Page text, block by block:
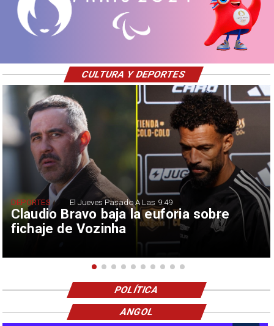
Claudio Bravo baja la euforia sobre
fichaje de Vozinha
DEPORTES El Jueves Pasado A Las 9:49
CULTURA Y DEPORTES
POLÍTICA
ANGOL